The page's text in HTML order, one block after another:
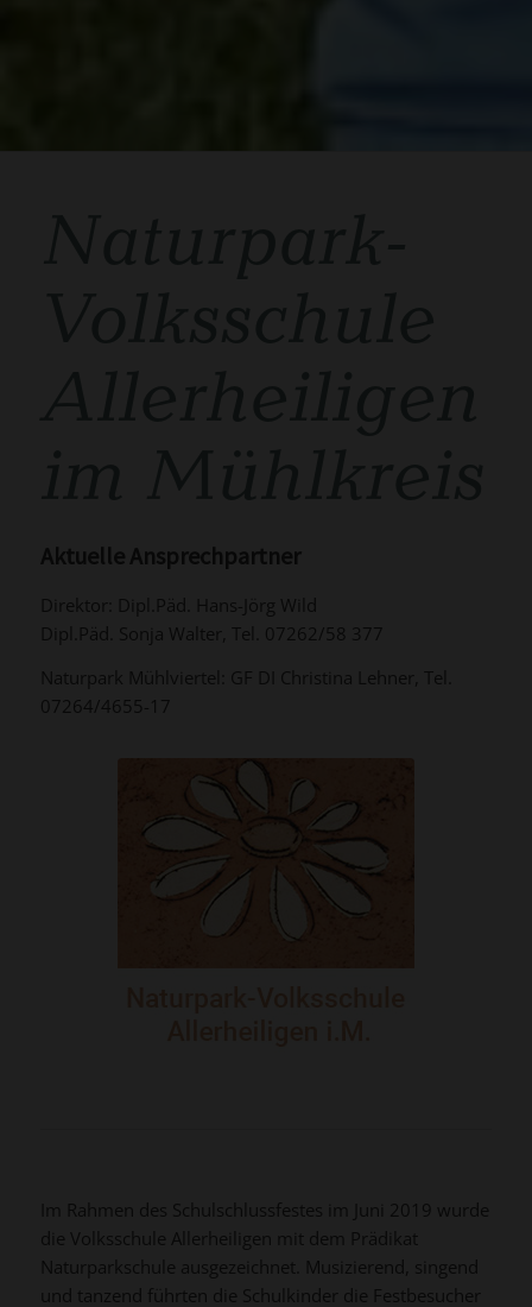
Aktuelle Ansprechpartner
Direktor: Dipl.Päd. Hans-Jörg Wild
Dipl.Päd. Sonja Walter, Tel. 07262/58 377
Naturpark Mühlviertel: GF DI Christina Lehner, Tel.
07264/4655-17
Im Rahmen des Schulschlussfestes im Juni 2019 wurde
die Volksschule Allerheiligen mit dem Prädikat
Naturparkschule ausgezeichnet. Musizierend, singend
und tanzend führten die Schulkinder die Festbesucher